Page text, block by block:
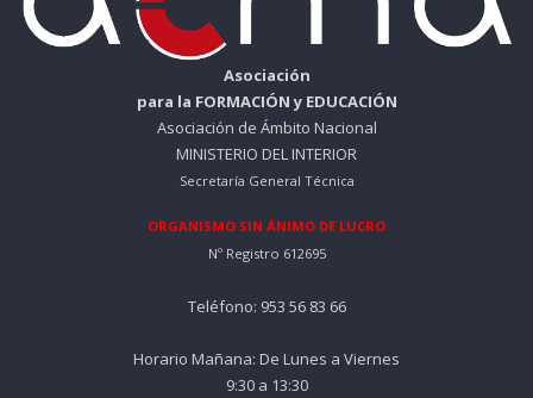
Asociación
para la FORMACIÓN y EDUCACIÓN
Asociación de Ámbito Nacional
MINISTERIO DEL INTERIOR
Secretaría General Técnica
ORGANISMO SIN ÁNIMO DE LUCRO
Nº Registro 612695
Teléfono: 953 56 83 66
Horario Mañana: De Lunes a Viernes
9:30 a 13:30